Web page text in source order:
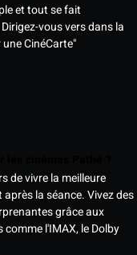
et tout se fait
vous vers dans la
CinéCarte"
de vivre la meilleure
la séance. Vivez des
grâce aux
l'IMAX, le Dolby